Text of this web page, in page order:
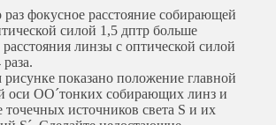
раз фокусное расстояние собирающей
силой 1,5 дптр больше
линзы с оптической силой
показано положение главной
оси OO´тонких собирающих линз и
источников света S и их